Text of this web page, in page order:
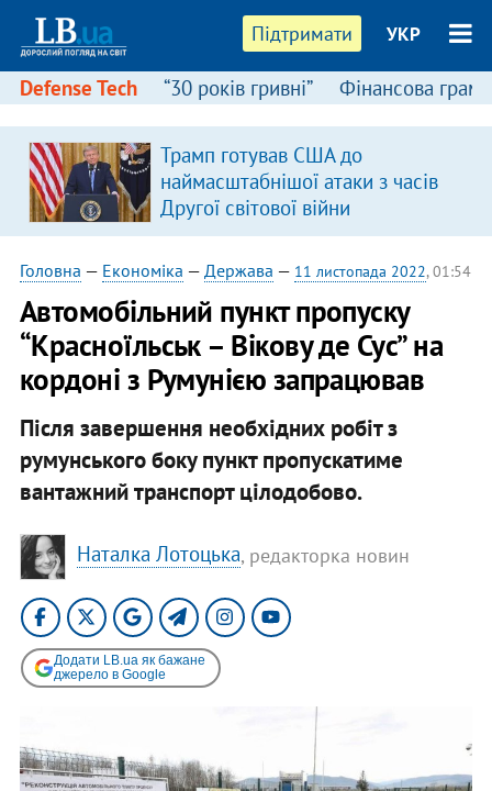
Підтримати УКР
Defense Tech “30 років гривні” Фінансова
Трамп готував США до
наймасштабнішої атаки з часів
Другої світової війни
Головна — Економіка — Держава — 11 листопада 2022, 01:54
Автомобільний пункт пропуску
“Красноїльськ – Вікову де Сус” на
кордоні з Румунією запрацював
Після завершення необхідних робіт з
румунського боку пункт пропускатиме
вантажний транспорт цілодобово.
Наталка Лотоцька, редакторка новин
Додати LB.ua як бажане
джерело в Google